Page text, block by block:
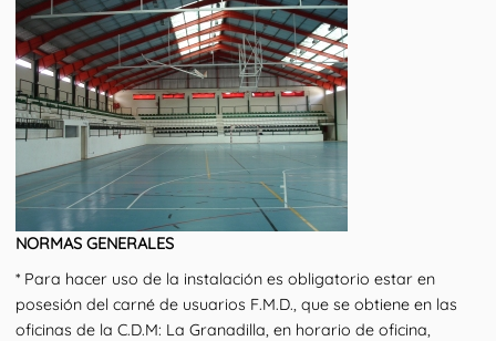
NORMAS GENERALES
* Para hacer uso de la instalación es obligatorio estar en
posesión del carné de usuarios F.M.D., que se obtiene en las
oficinas de la C.D.M: La Granadilla, en horario de oficina,